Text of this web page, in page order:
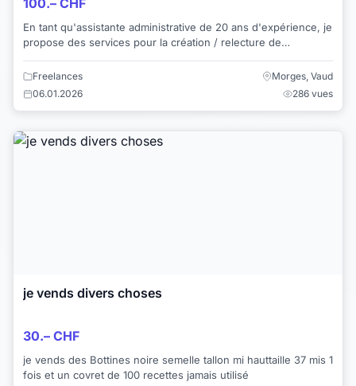
100.– CHF
En tant qu'assistante administrative de 20 ans d'expérience, je
propose des services pour la création / relecture de
correspondance, l'envoi de masse ...
Freelances
Morges, Vaud
06.01.2026
286 vues
je vends divers choses
30.– CHF
je vends des Bottines noire semelle tallon mi hauttaille 37 mis 1
fois et un covret de 100 recettes jamais utilisé